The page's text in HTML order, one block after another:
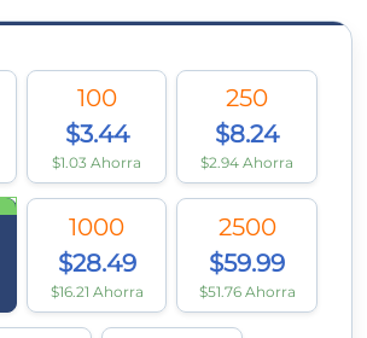
100
$3.44
$1.03 Ahorra
250
$8.24
$2.94 Ahorra
1000
$28.49
$16.21 Ahorra
2500
$59.99
$51.76 Ahorra